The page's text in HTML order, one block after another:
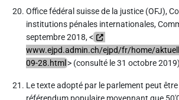
Office fédéral suisse de la justice (OFJ),
institutions pénales internationales,
septembre 2018, <
www.ejpd.admin.ch/ejpd/fr/home/
09-28.html > (consulté le 31 octobre
Le texte adopté par le parlement peut